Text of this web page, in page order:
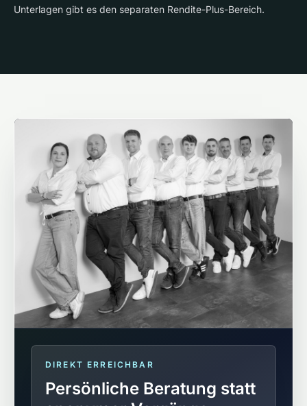
Unterlagen gibt es den separaten Rendite-Plus-Bereich.
DIREKT ERREICHBAR
Persönliche Beratung statt